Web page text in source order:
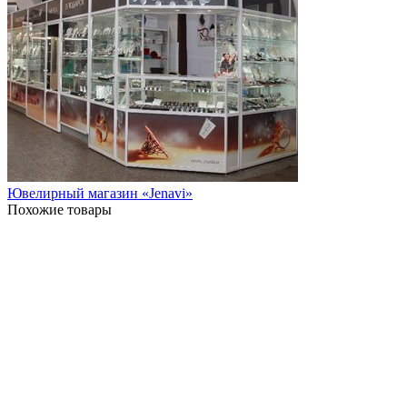
Ювелирный магазин «Jenavi»
Похожие товары